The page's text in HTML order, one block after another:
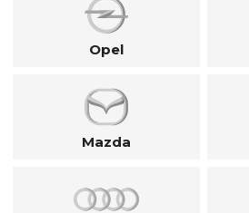
Opel
Mazda